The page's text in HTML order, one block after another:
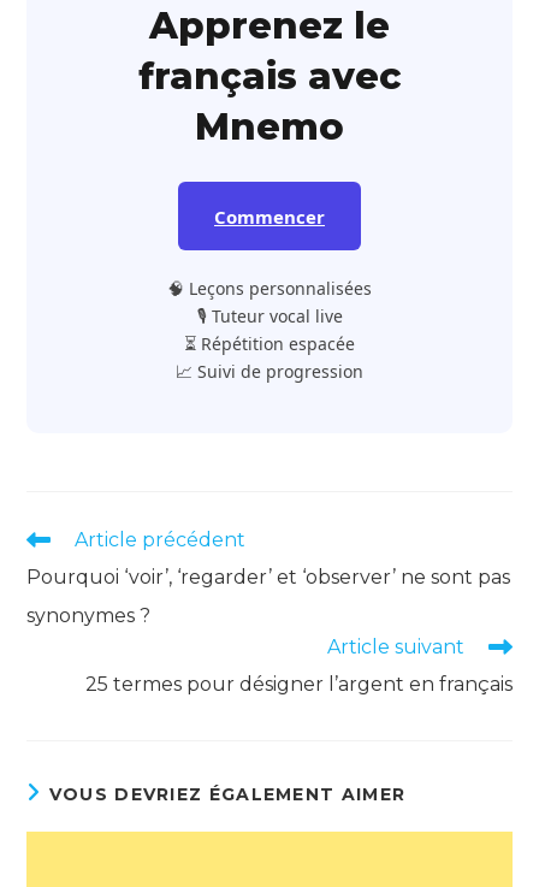
Apprenez le
français avec
Mnemo
Commencer
🧠 Leçons personnalisées
🎙️ Tuteur vocal live
⏳ Répétition espacée
📈 Suivi de progression
Read
articles
Article précédent
Pourquoi ‘voir’, ‘regarder’ et ‘observer’ ne sont pas
synonymes ?
Article suivant
25 termes pour désigner l’argent en français
VOUS DEVRIEZ ÉGALEMENT AIMER